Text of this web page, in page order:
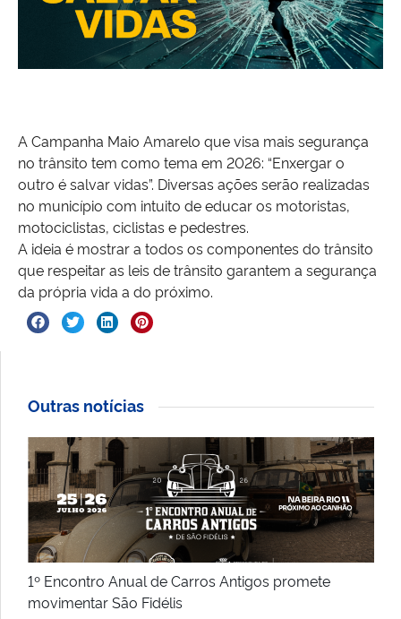
A Campanha Maio Amarelo que visa mais segurança
no trânsito tem como tema em 2026: “Enxergar o
outro é salvar vidas”. Diversas ações serão realizadas
no município com intuito de educar os motoristas,
motociclistas, ciclistas e pedestres.
A ideia é mostrar a todos os componentes do trânsito
que respeitar as leis de trânsito garantem a segurança
da própria vida a do próximo.
Outras notícias
1º Encontro Anual de Carros Antigos promete
movimentar São Fidélis